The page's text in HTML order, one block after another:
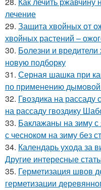
лечение
29. Защита хвойных от
хвойных растений –
30. Болезни и
новую подборку
31. Серная шашка при
по применению
32. Гвоздика на
на рассаду гвоздику
33. Баклажаны на зиму
с чесноком на зиму без
34. Календарь ухода за
Другие интересные
35. Герметизация швов
герметизации